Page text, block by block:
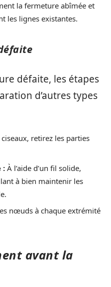
la fermeture abîmée et
les lignes existantes.
défaite, les étapes
d’autres types
ciseaux, retirez les parties
:À l’aide d’un fil solide,
à bien maintenir les
nœuds à chaque extrémité
avant la